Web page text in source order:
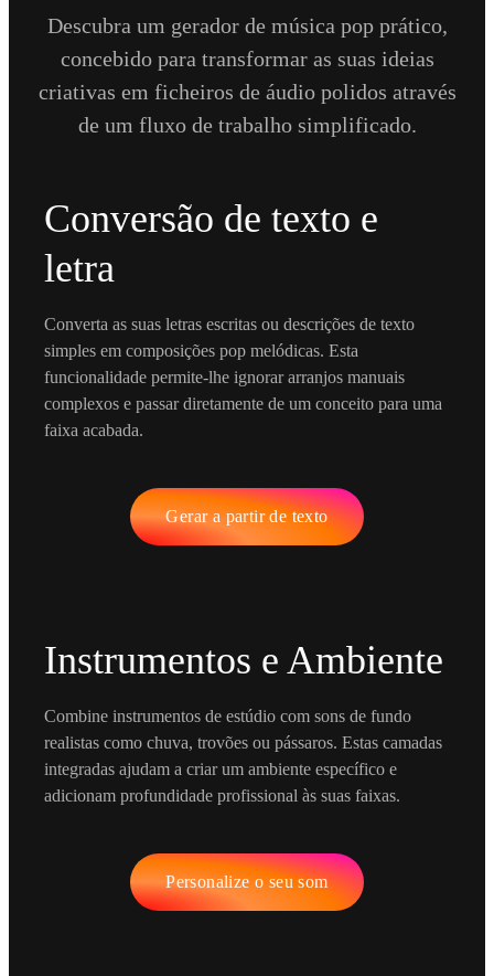
Descubra um gerador de música pop prático,
concebido para transformar as suas ideias
criativas em ficheiros de áudio polidos através
de um fluxo de trabalho simplificado.
Conversão de texto e
letra
Converta as suas letras escritas ou descrições de texto
simples em composições pop melódicas. Esta
funcionalidade permite-lhe ignorar arranjos manuais
complexos e passar diretamente de um conceito para uma
faixa acabada.
Gerar a partir de texto
Instrumentos e Ambiente
Combine instrumentos de estúdio com sons de fundo
realistas como chuva, trovões ou pássaros. Estas camadas
integradas ajudam a criar um ambiente específico e
adicionam profundidade profissional às suas faixas.
Personalize o seu som